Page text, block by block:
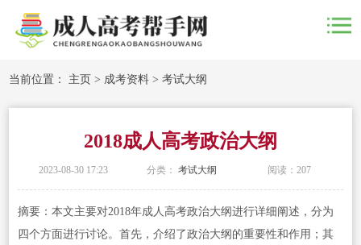
当前位置： 主页 > 成考资料 >考试大纲
2018成人高考政治大纲
2023-08-30 17:23 分类：考试大纲 阅读：207
摘要：本文主要对2018年成人高考政治大纲进行详细阐述，分为
四个方面进行讨论。首先，介绍了政治大纲的重要性和作用；其